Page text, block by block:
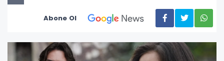
Abone Ol